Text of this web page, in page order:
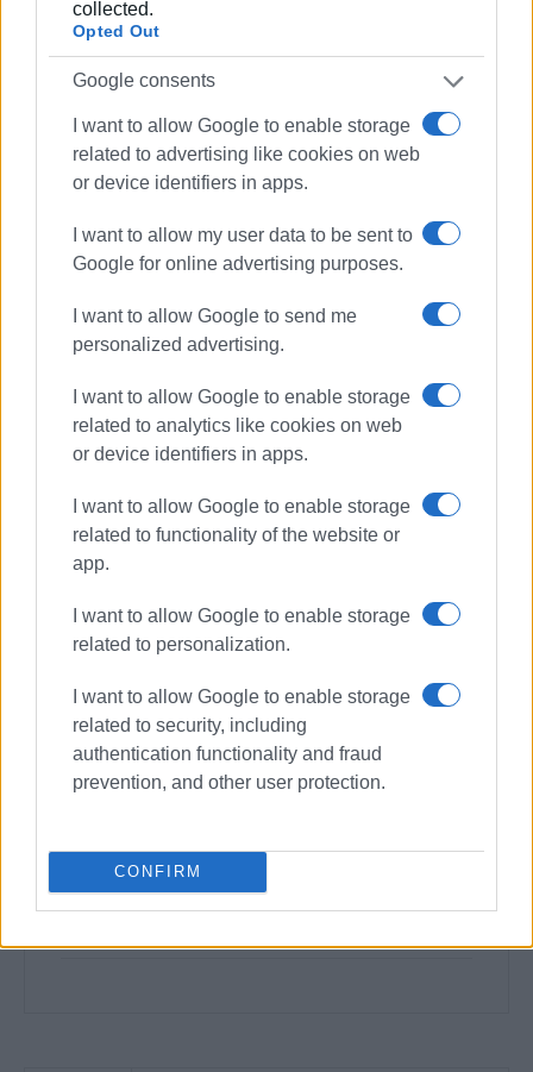
collected.
Opted Out
Google consents
I want to allow Google to enable storage
related to advertising like cookies on web
or device identifiers in apps.
I want to allow my user data to be sent to
Google for online advertising purposes.
I want to allow Google to send me
personalized advertising.
I want to allow Google to enable storage
related to analytics like cookies on web
or device identifiers in apps.
I want to allow Google to enable storage
related to functionality of the website or
app.
I want to allow Google to enable storage
related to personalization.
I want to allow Google to enable storage
related to security, including
authentication functionality and fraud
prevention, and other user protection.
CONFIRM
Συσπείρωσης)
Σωτήρης Μαυρωνάς (τοπικός σύμβουλος της Λαϊκής
Συσπείρωσης)
Ευάγγελος Σαλβάνος (τοπικός σύμβουλος της
πλειοψηφίας)
Εμφανίσεις: 129
Ακολουθήστε το enimerosi στοFacebook
Συνδρομητές στο e-paper